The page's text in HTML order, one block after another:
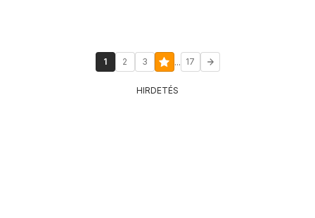
1 2 3 ... 17
HIRDETÉS